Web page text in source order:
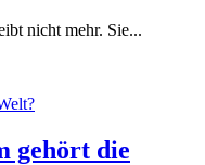
nicht mehr. Sie...
gehört die